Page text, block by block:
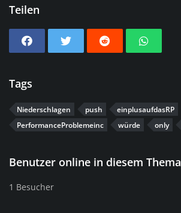
Teilen
Tags
Niederschlagen push einplusaufdasRP
PerformanceProblemeinc
würde only
Benutzer online in diesem Thema
1 Besucher